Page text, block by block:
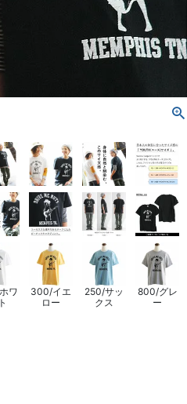
ワ
300/イエ
ロー
250/サッ
クス
800/グレ
ー